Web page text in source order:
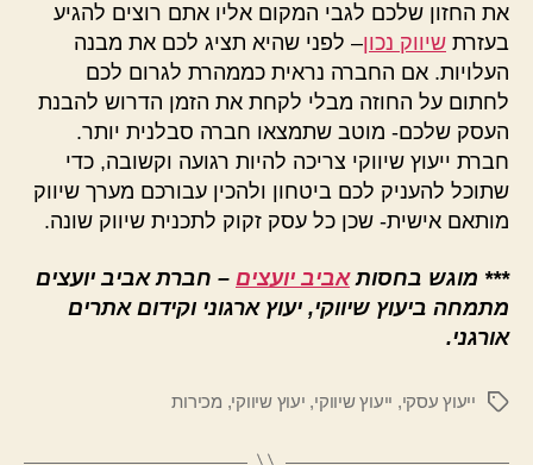
את החזון שלכם לגבי המקום אליו אתם רוצים להגיע
בעזרת שיווק נכון– לפני שהיא תציג לכם את מבנה
העלויות. אם החברה נראית כממהרת לגרום לכם
לחתום על החוזה מבלי לקחת את הזמן הדרוש להבנת
העסק שלכם- מוטב שתמצאו חברה סבלנית יותר.
חברת ייעוץ שיווקי צריכה להיות רגועה וקשובה, כדי
שתוכל להעניק לכם ביטחון ולהכין עבורכם מערך שיווק
מותאם אישית- שכן כל עסק זקוק לתכנית שיווק שונה.
*** מוגש בחסותאביב יועצים – חברת אביב יועצים
מתמחה ביעוץ שיווקי, יעוץ ארגוני וקידום אתרים
אורגני.
תגיותייעוץ עסקי, ייעוץ שיווקי, יעוץ שיווקי, מכירות